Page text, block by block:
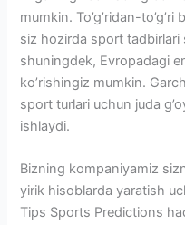
mumkin. To’g’ridan-
siz hozirda sport tadbirlari
shuningdek, Evropadagi
ko’rishingiz mumkin.
sport turlari uchun juda
ishlaydi.
Bizning kompaniyamiz
yirik hisoblarda yaratish
Tips Sports Predictions